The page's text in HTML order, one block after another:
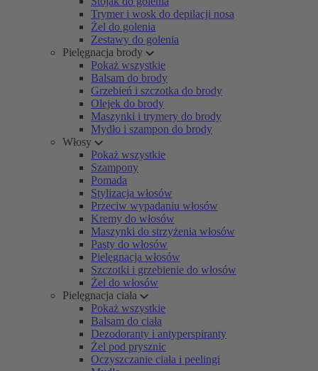
Trymer i wosk do depilacji nosa
Żel do golenia
Zestawy do golenia
Pielęgnacja brody
Pokaż wszystkie
Balsam do brody
Grzebień i szczotka do brody
Olejek do brody
Maszynki i trymery do brody
Mydło i szampon do brody
Włosy
Pokaż wszystkie
Szampony
Pomada
Stylizacja włosów
Przeciw wypadaniu włosów
Kremy do włosów
Maszynki do strzyżenia włosów
Pasty do włosów
Pielęgnacja włosów
Szczotki i grzebienie do włosów
Żel do włosów
Pielęgnacja ciała
Pokaż wszystkie
Balsam do ciała
Dezodoranty i antyperspiranty
Żel pod prysznic
Oczyszczanie ciała i peelingi